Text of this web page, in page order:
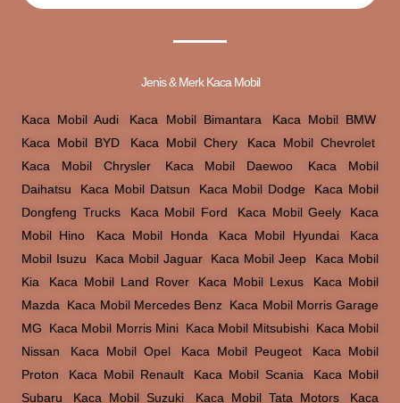
Jenis & Merk Kaca Mobil
Kaca Mobil Audi Kaca Mobil Bimantara Kaca Mobil BMW,
Kaca Mobil BYD
Kaca Mobil Chery, Kaca Mobil Chevrolet
Kaca Mobil Chrysler, Kaca Mobil Daewoo
Kaca Mobil
Daihatsu
Kaca Mobil Datsun Kaca Mobil Dodge
Kaca Mobil
Dongfeng Trucks, Kaca Mobil Ford Kaca Mobil Geely, Kaca
Mobil Hino
Kaca Mobil Honda Kaca Mobil Hyundai, Kaca
Mobil Isuzu
Kaca Mobil Jaguar, Kaca Mobil Jeep
Kaca Mobil
Kia
Kaca Mobil Land Rover, Kaca Mobil Lexus
Kaca Mobil
Mazda
Kaca Mobil Mercedes Benz Kaca Mobil Morris Garage
MG
Kaca Mobil Morris Mini, Kaca Mobil Mitsubishi, Kaca Mobil
Nissan
Kaca Mobil Opel Kaca Mobil Peugeot
Kaca Mobil
Proton
Kaca Mobil Renault Kaca Mobil Scania
Kaca Mobil
Subaru
Kaca Mobil Suzuki Kaca Mobil Tata Motors, Kaca